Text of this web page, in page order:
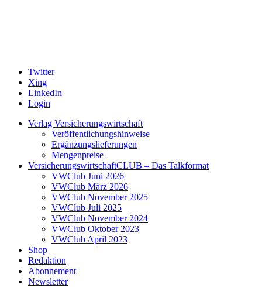
Twitter
Xing
LinkedIn
Login
Verlag Versicherungswirtschaft
Veröffentlichungshinweise
Ergänzungslieferungen
Mengenpreise
VersicherungswirtschaftCLUB – Das Talkformat
VWClub Juni 2026
VWClub März 2026
VWClub November 2025
VWClub Juli 2025
VWClub November 2024
VWClub Oktober 2023
VWClub April 2023
Shop
Redaktion
Abonnement
Newsletter